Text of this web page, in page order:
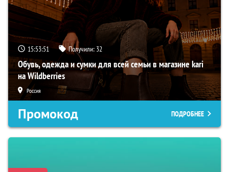
15:53:50 Получили: 32
Обувь, одежда и сумки для всей семьи в магазине kari
на Wildberries
Россия
Промокод ПОДРОБНЕЕ